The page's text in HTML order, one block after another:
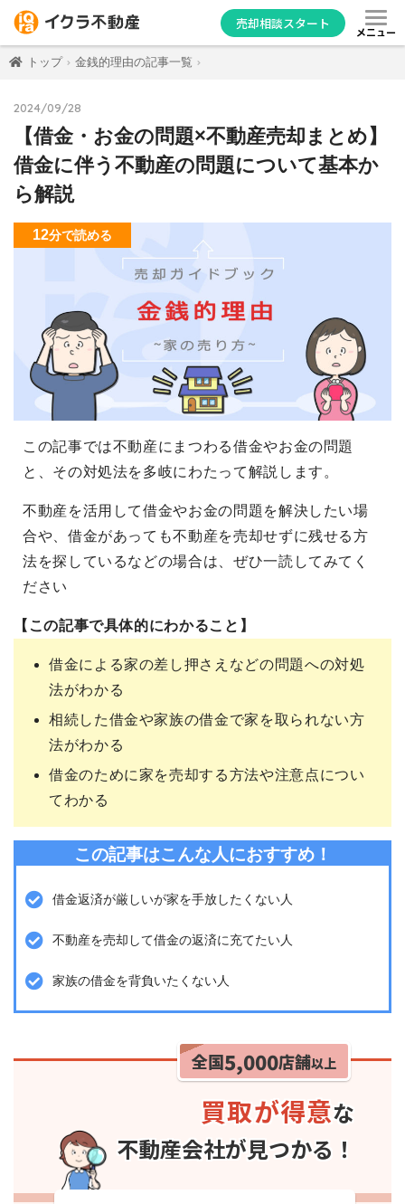
売却相談スタート
メニュー
トップ 金銭的理由の記事一覧
2024/09/28
【借金・お金の問題×不動産売却まとめ】
借金に伴う不動産の問題について基本か
ら解説
12分で読める
この記事では不動産にまつわる借金やお金の問題
と、その対処法を多岐にわたって解説します。
不動産を活用して借金やお金の問題を解決したい場
合や、借金があっても不動産を売却せずに残せる方
法を探しているなどの場合は、ぜひ一読してみてく
ださい
【この記事で具体的にわかること】
借金による家の差し押さえなどの問題への対処
法がわかる
相続した借金や家族の借金で家を取られない方
法がわかる
借金のために家を売却する方法や注意点につい
てわかる
この記事はこんな人におすすめ！
借金返済が厳しいが家を手放したくない人
不動産を売却して借金の返済に充てたい人
家族の借金を背負いたくない人